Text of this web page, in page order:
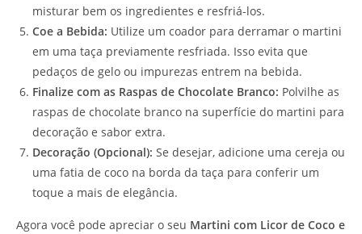
misturar bem os ingredientes e resfriá-los.
Coe a Bebida: Utilize um coador para derramar o martini
em uma taça previamente resfriada. Isso evita que
pedaços de gelo ou impurezas entrem na bebida.
Finalize com as Raspas de Chocolate Branco: Polvilhe as
raspas de chocolate branco na superfície do martini para
decoração e sabor extra.
Decoração (Opcional): Se desejar, adicione uma cereja ou
uma fatia de coco na borda da taça para conferir um
toque a mais de elegância.
Agora você pode apreciar o seu Martini com Licor de Coco e